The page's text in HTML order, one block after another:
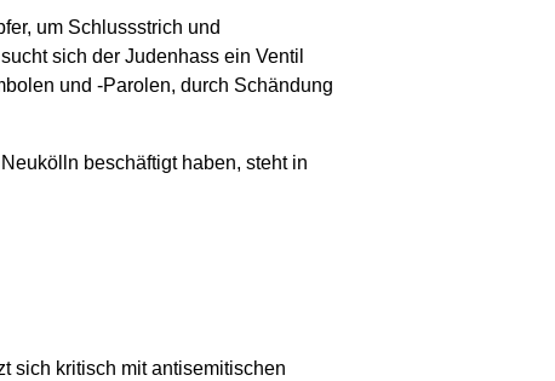
um Schlussstrich und
sich der Judenhass ein Ventil
und -Parolen, durch Schändung
beschäftigt haben, steht in
sich kritisch mit antisemitischen